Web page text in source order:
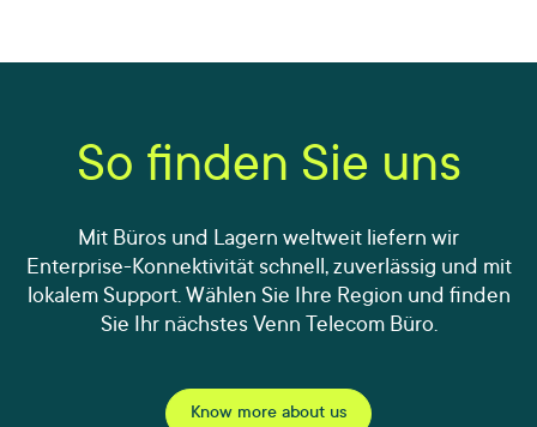
So finden Sie uns
Mit Büros und Lagern weltweit liefern wir
Enterprise-Konnektivität schnell, zuverlässig und mit
lokalem Support. Wählen Sie Ihre Region und finden
Sie Ihr nächstes Venn Telecom Büro.
Know more about us